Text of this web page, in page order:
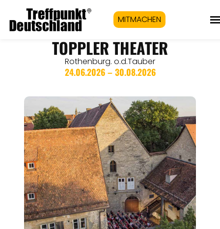
MITMACHEN
TOPPLER THEATER
Rothenburg. o.d.Tauber
24.06.2026 – 30.08.2026